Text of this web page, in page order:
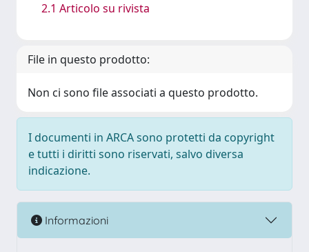
2.1 Articolo su rivista
File in questo prodotto:
Non ci sono file associati a questo prodotto.
I documenti in ARCA sono protetti da copyright
e tutti i diritti sono riservati, salvo diversa
indicazione.
Informazioni